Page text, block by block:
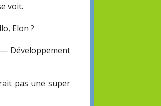
voit.
Elon ?
— Développement
pas une super